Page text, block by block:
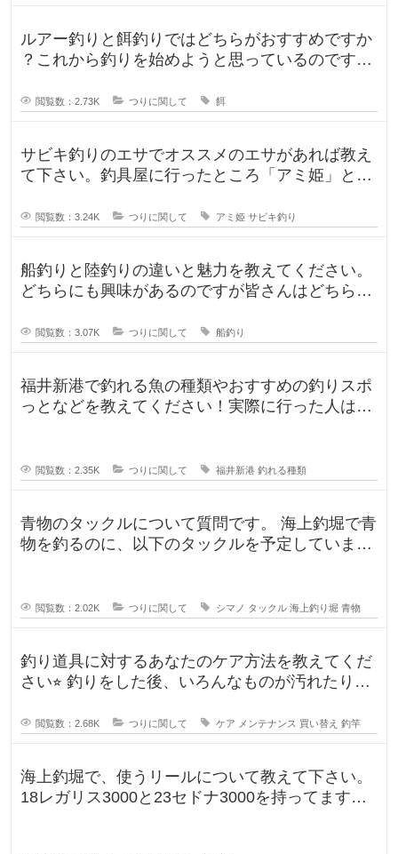
ルアー釣りと餌釣りではどちらがおすすめですか
？これから釣りを始めようと思っているのです
閲覧数：2.73K つりに関して 餌
サビキ釣りのエサでオススメのエサがあれば教え
て下さい。釣具屋に行ったところ「アミ姫」とい
閲覧数：3.24K つりに関して アミ姫 サビキ釣り
船釣りと陸釣りの違いと魅力を教えてください。
どちらにも興味があるのですが皆さんはどちらが
閲覧数：3.07K つりに関して 船釣り
福井新港で釣れる魚の種類やおすすめの釣りスポ
っとなどを教えてください！実際に行った人はど
閲覧数：2.35K つりに関して 福井新港 釣れる種類
青物のタックルについて質問です。 海上釣堀で青
物を釣るのに、以下のタックルを予定していま
閲覧数：2.02K つりに関して シマノ タックル 海上釣り堀 青物
釣り道具に対するあなたのケア方法を教えてくだ
さい⭐︎ 釣りをした後、いろんなものが汚れたりし
閲覧数：2.68K つりに関して ケア メンテナンス 買い替え 釣竿
海上釣堀で、使うリールについて教えて下さい。
18レガリス3000と23セドナ3000を持ってます。